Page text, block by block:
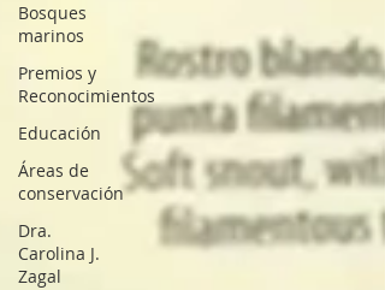
Bosques
marinos
Premios y
Reconocimientos
Educación
Áreas de
conservación
Dra.
Carolina J.
Zagal